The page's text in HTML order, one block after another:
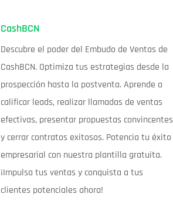
CashBCN
Descubre el poder del Embudo de Ventas de
CashBCN. Optimiza tus estrategias desde la
prospección hasta la postventa. Aprende a
calificar leads, realizar llamadas de ventas
efectivas, presentar propuestas convincentes
y cerrar contratos exitosos. Potencia tu éxito
empresarial con nuestra plantilla gratuita.
¡Impulsa tus ventas y conquista a tus
clientes potenciales ahora!